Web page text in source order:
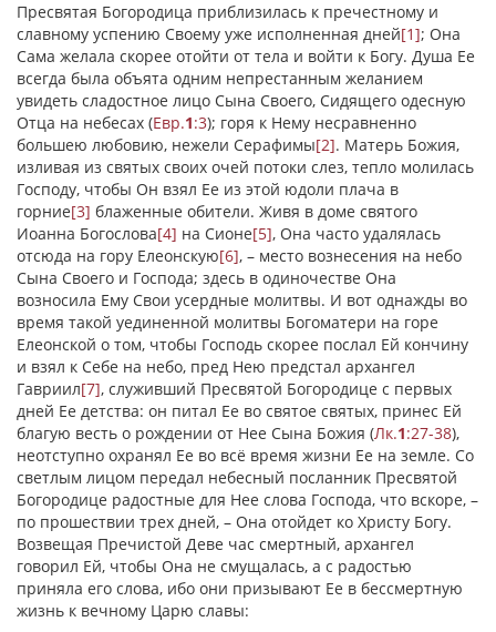
Пресвятая Богородица приблизилась к пречестному и
славному успению Своему уже исполненная дней[1]; Она
Сама желала скорее отойти от тела и войти к Богу. Душа Ее
всегда была объята одним непрестанным желанием
увидеть сладостное лицо Сына Своего, Сидящего одесную
Отца на небесах (Евр.1:3); горя к Нему несравненно
большею любовию, нежели Серафимы[2]. Матерь Божия,
изливая из святых своих очей потоки слез, тепло молилась
Господу, чтобы Он взял Ее из этой юдоли плача в
горние[3] блаженные обители. Живя в доме святого
Иоанна Богослова[4] на Сионе[5], Она часто удалялась
отсюда на гору Елеонскую[6], – место вознесения на небо
Сына Своего и Господа; здесь в одиночестве Она
возносила Ему Свои усердные молитвы. И вот однажды во
время такой уединенной молитвы Богоматери на горе
Елеонской о том, чтобы Господь скорее послал Ей кончину
и взял к Себе на небо, пред Нею предстал архангел
Гавриил[7], служивший Пресвятой Богородице с первых
дней Ее детства: он питал Ее во святое святых, принес Ей
благую весть о рождении от Нее Сына Божия (Лк.1:27-38),
неотступно охранял Ее во всё время жизни Ее на земле. Со
светлым лицом передал небесный посланник Пресвятой
Богородице радостные для Нее слова Господа, что вскоре, –
по прошествии трех дней, – Она отойдет ко Христу Богу.
Возвещая Пречистой Деве час смертный, архангел
говорил Ей, чтобы Она не смущалась, а с радостью
приняла его слова, ибо они призывают Ее в бессмертную
жизнь к вечному Царю славы: